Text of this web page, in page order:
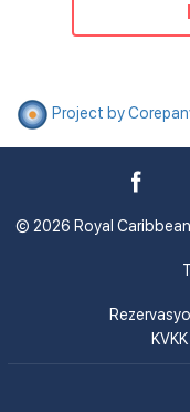
Project by
© 2026 Royal